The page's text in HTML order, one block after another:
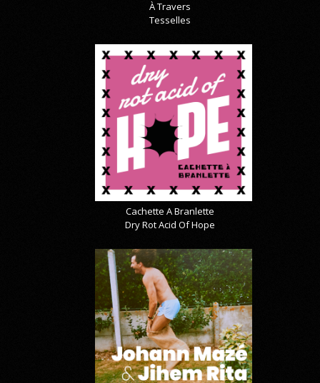
À Travers
Tesselles
Cachette A Branlette
Dry Rot Acid Of Hope